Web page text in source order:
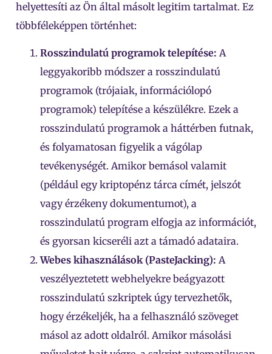
helyettesíti az Ön által másolt legitim tartalmat. Ez
többféleképpen történhet:
Rosszindulatú programok telepítése: A
leggyakoribb módszer a rosszindulatú
programok (trójaiak, információlopó
programok) telepítése a készülékre. Ezek a
rosszindulatú programok a háttérben futnak,
és folyamatosan figyelik a vágólap
tevékenységét. Amikor bemásol valamit
(például egy kriptopénz tárca címét, jelszót
vagy érzékeny dokumentumot), a
rosszindulatú program elfogja az információt,
és gyorsan kicseréli azt a támadó adataira.
Webes kihasználások (PasteJacking): A
veszélyeztetett webhelyekre beágyazott
rosszindulatú szkriptek úgy tervezhetők,
hogy érzékeljék, ha a felhasználó szöveget
másol az adott oldalról. Amikor másolási